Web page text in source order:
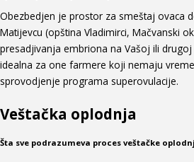
Obezbedjen je prostor za smeštaj ovaca
Matijevcu (opština Vladimirci, Mačvanski
presadjivanja embriona na Vašoj ili
idealna za one farmere koji nemaju
sprovodjenje programa superovulacije.
Veštačka oplodnja
Šta sve podrazumeva proces veštačke